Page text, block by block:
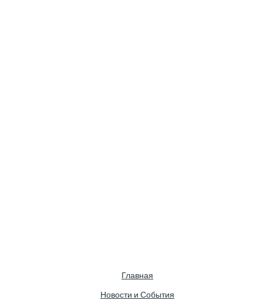
Главная
Новости и События